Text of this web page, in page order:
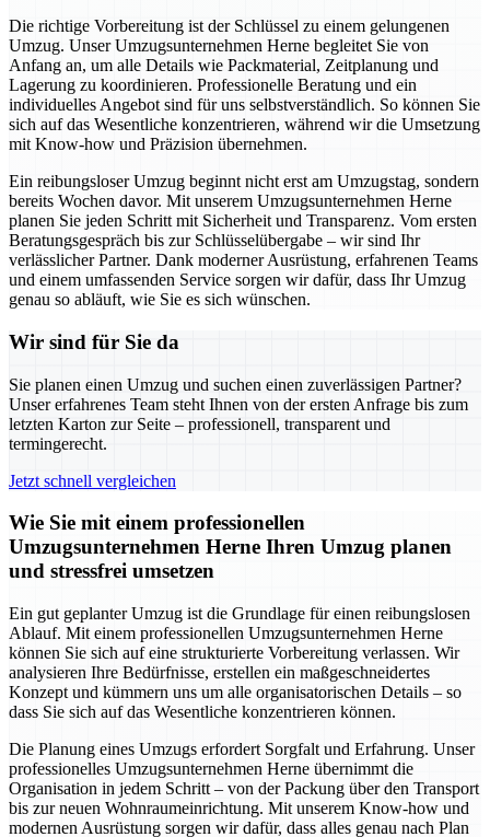
Die richtige Vorbereitung ist der Schlüssel zu einem gelungenen
Umzug. Unser Umzugsunternehmen Herne begleitet Sie von
Anfang an, um alle Details wie Packmaterial, Zeitplanung und
Lagerung zu koordinieren. Professionelle Beratung und ein
individuelles Angebot sind für uns selbstverständlich. So können Sie
sich auf das Wesentliche konzentrieren, während wir die Umsetzung
mit Know-how und Präzision übernehmen.
Ein reibungsloser Umzug beginnt nicht erst am Umzugstag, sondern
bereits Wochen davor. Mit unserem Umzugsunternehmen Herne
planen Sie jeden Schritt mit Sicherheit und Transparenz. Vom ersten
Beratungsgespräch bis zur Schlüsselübergabe – wir sind Ihr
verlässlicher Partner. Dank moderner Ausrüstung, erfahrenen Teams
und einem umfassenden Service sorgen wir dafür, dass Ihr Umzug
genau so abläuft, wie Sie es sich wünschen.
Wir sind für Sie da
Sie planen einen Umzug und suchen einen zuverlässigen Partner?
Unser erfahrenes Team steht Ihnen von der ersten Anfrage bis zum
letzten Karton zur Seite – professionell, transparent und
termingerecht.
Jetzt schnell vergleichen
Wie Sie mit einem professionellen
Umzugsunternehmen Herne Ihren Umzug planen
und stressfrei umsetzen
Ein gut geplanter Umzug ist die Grundlage für einen reibungslosen
Ablauf. Mit einem professionellen Umzugsunternehmen Herne
können Sie sich auf eine strukturierte Vorbereitung verlassen. Wir
analysieren Ihre Bedürfnisse, erstellen ein maßgeschneidertes
Konzept und kümmern uns um alle organisatorischen Details – so
dass Sie sich auf das Wesentliche konzentrieren können.
Die Planung eines Umzugs erfordert Sorgfalt und Erfahrung. Unser
professionelles Umzugsunternehmen Herne übernimmt die
Organisation in jedem Schritt – von der Packung über den Transport
bis zur neuen Wohnraumeinrichtung. Mit unserem Know-how und
modernen Ausrüstung sorgen wir dafür, dass alles genau nach Plan